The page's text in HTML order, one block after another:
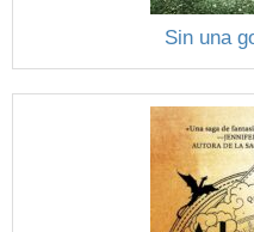
Sin una